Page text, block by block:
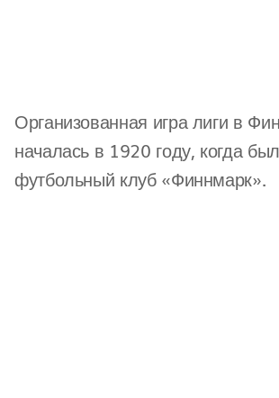
Организованная игра лиги в
началась в 1920 году, когда
футбольный клуб «Финнмарк».